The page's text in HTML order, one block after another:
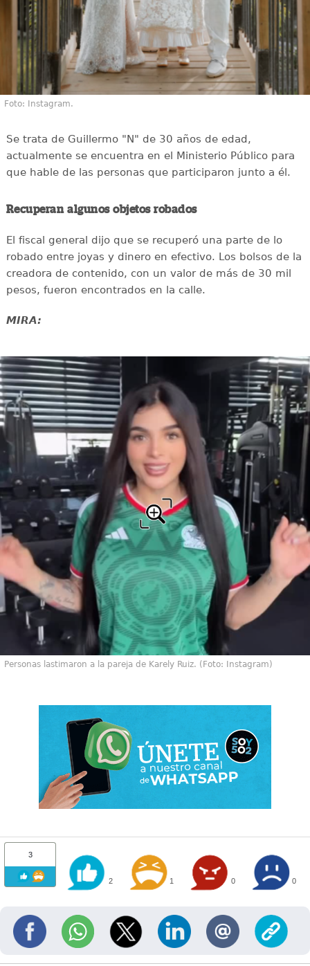
Foto: Instagram.
Se trata de Guillermo "N" de 30 años de edad,
actualmente se encuentra en el Ministerio Público para
que hable de las personas que participaron junto a él.
Recuperan algunos objetos robados
El fiscal general dijo que se recuperó una parte de lo
robado entre joyas y dinero en efectivo. Los bolsos de la
creadora de contenido, con un valor de más de 30 mil
pesos, fueron encontrados en la calle.
MIRA:
Personas lastimaron a la pareja de Karely Ruiz. (Foto: Instagram)
3
2 1 0 0